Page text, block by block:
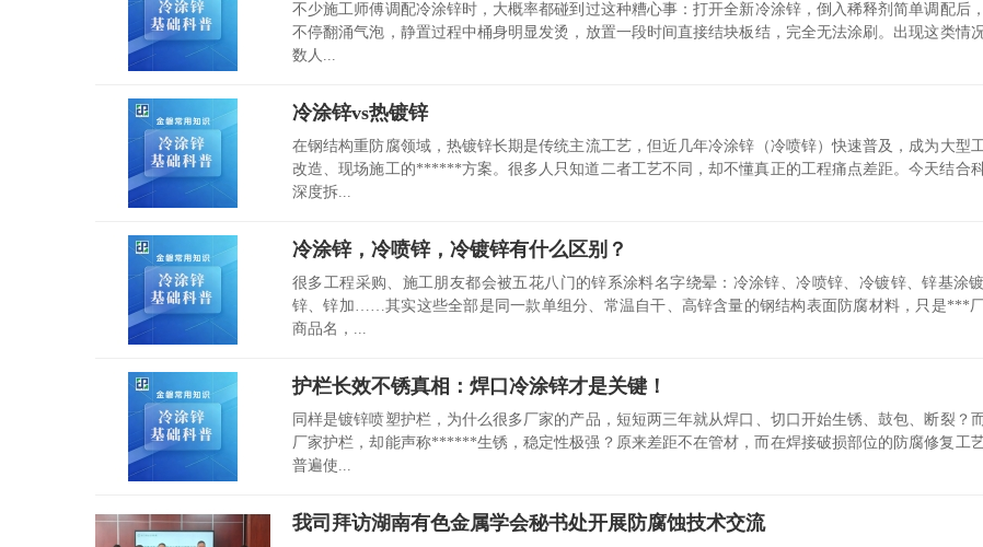
不少施工师傅调配冷涂锌时，大概率都碰到过这种糟心事：打开全新冷涂锌，倒入稀释剂简单调配后
不停翻涌气泡，静置过程中桶身明显发烫，放置一段时间直接结块板结，完全无法涂刷。出现这类情
数人...
冷涂锌vs热镀锌
在钢结构重防腐领域，热镀锌长期是传统主流工艺，但近几年冷涂锌（冷喷锌）快速普及，成为大型
改造、现场施工的******方案。很多人只知道二者工艺不同，却不懂真正的工程痛点差距。今天结合科
深度拆...
冷涂锌，冷喷锌，冷镀锌有什么区别？
很多工程采购、施工朋友都会被五花八门的锌系涂料名字绕晕：冷涂锌、冷喷锌、冷镀锌、锌基涂
锌、锌加……其实这些全部是同一款单组分、常温自干、高锌含量的钢结构表面防腐材料，只是***
商品名，...
护栏长效不锈真相：焊口冷涂锌才是关键！
同样是镀锌喷塑护栏，为什么很多厂家的产品，短短两三年就从焊口、切口开始生锈、鼓包、断裂？
厂家护栏，却能声称******生锈，稳定性极强？原来差距不在管材，而在焊接破损部位的防腐修复工
普遍使...
我司拜访湖南有色金属学会秘书处开展防腐蚀技术交流